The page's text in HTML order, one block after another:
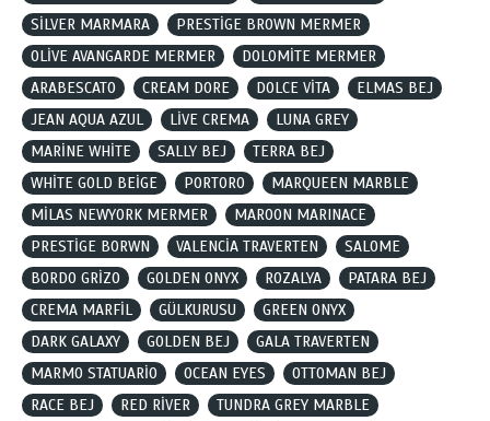
SİLVER MARMARA
PRESTİGE BROWN MERMER
OLİVE AVANGARDE MERMER
DOLOMİTE MERMER
ARABESCATO
CREAM DORE DOLCE VİTA
ELMAS BEJ
JEAN AQUA AZUL
LİVE CREMA
LUNA GREY
MARİNE WHİTE
SALLY BEJ
TERRA BEJ
WHİTE GOLD BEİGE
PORTORO
MARQUEEN MARBLE
MİLAS NEWYORK MERMER
MAROON MARINACE
PRESTİGE BORWN
VALENCİA TRAVERTEN
SALOME
BORDO GRİZO
GOLDEN ONYX ROZALYA
PATARA BEJ
CREMA MARFİL
GÜLKURUSU
GREEN ONYX
DARK GALAXY
GOLDEN BEJ
GALA TRAVERTEN
MARMO STATUARİO
OCEAN EYES
OTTOMAN BEJ
RACE BEJ
RED RİVER
TUNDRA GREY MARBLE